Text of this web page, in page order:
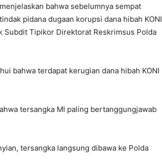
bahwa sebelumnya sempat
pidana dugaan korupsi dana hibah KONI
Subdit Tipikor Direktorat Reskrimsus Polda
bahwa terdapat kerugian dana hibah KONI
tersangka MI paling bertanggungjawab
tersangka langsung dibawa ke Polda